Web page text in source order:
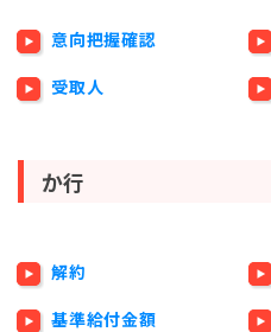
意向把握確認
受取人
か行
解約
基準給付金額